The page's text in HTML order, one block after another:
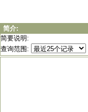
简介:
简要说明:
查询范围: